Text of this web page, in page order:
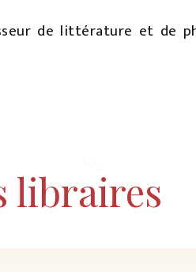
de littérature et de
libraires